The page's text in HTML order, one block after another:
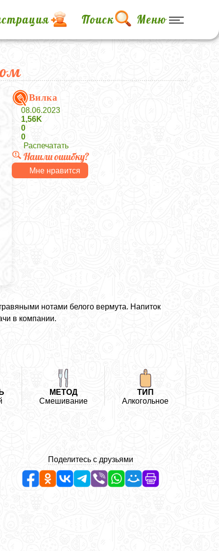
Поиск Меню
Вилка
08.06.2023
1,56K
0
0
Распечатать
Нашли ошибку?
Мне нравится
нотами белого вермута. Напиток
в компании.
МЕТОД
Смешивание
ТИП
Алкогольное
Поделитесь с друзьями